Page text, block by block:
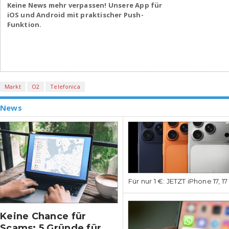
Keine News mehr verpassen! Unsere App für
iOS und Android mit praktischer Push-
Funktion.
Markt O2 Telefonica
News
Keine Chance für
Für nur 1 €: JETZT iPhone 17,